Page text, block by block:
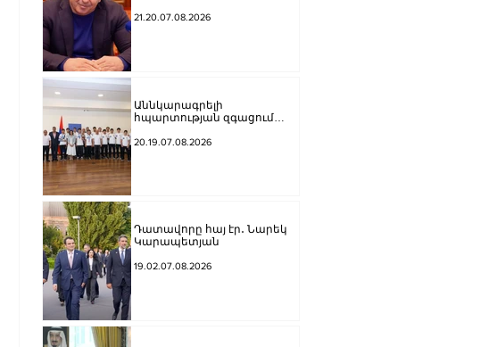
ուժայիններին և
21.20.07.08.2026
Աննկարագրելի
հպարտության զգացում
օրհներգը, ու բարձրացվեց
անդամներին
20.19.07.08.2026
Դատավորը հայ էր․ Նարեկ
Կարապետյան
19.02.07.08.2026